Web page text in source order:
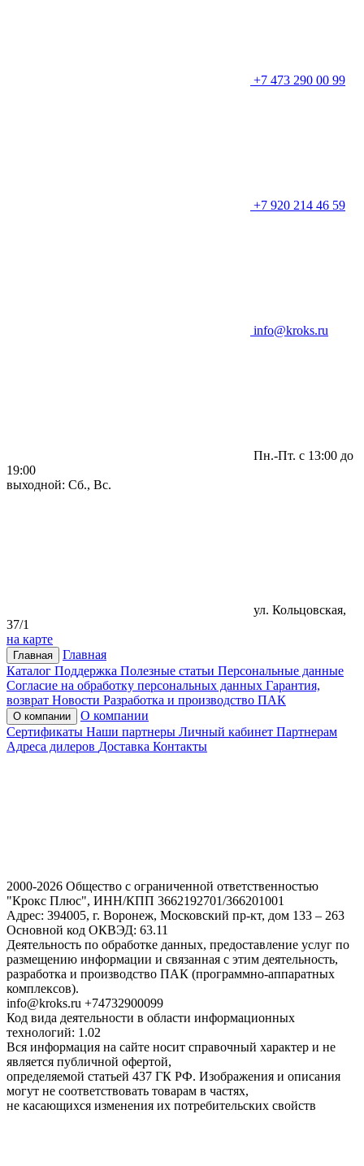
+7 473 290 00 99
+7 920 214 46 59
info@kroks.ru
Пн.-Пт. с 13:00 до
19:00
выходной: Сб., Вс.
ул. Кольцовская,
37/1
на карте
Главная
Главная
Каталог Поддержка Полезные статьи Персональные данные
Согласие на обработку персональных данных Гарантия,
возврат Новости Разработка и производство ПАК
О компании
О компании
Сертификаты Наши партнеры Личный кабинет Партнерам
Адреса дилеров Доставка Контакты
2000-2026 Общество с ограниченной ответственностью
"Крокс Плюс", ИНН/КПП 3662192701/366201001
Адрес: 394005, г. Воронеж, Московский пр-кт, дом 133 – 263
Основной код ОКВЭД: 63.11
Деятельность по обработке данных, предоставление услуг по
размещению информации и связанная с этим деятельность,
разработка и производство ПАК (программно-аппаратных
комплексов).
info@kroks.ru +74732900099
Код вида деятельности в области информационных
технологий: 1.02
Вся информация на сайте носит справочный характер и не
является публичной офертой,
определяемой статьей 437 ГК РФ. Изображения и описания
могут не соответствовать товарам в частях,
не касающихся изменения их потребительских свойств